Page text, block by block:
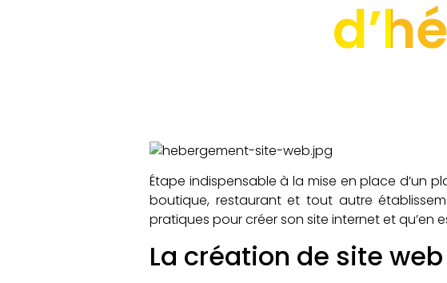
Étape indispensable à la mise en place d’un
boutique, restaurant et tout autre
pratiques pour créer son site internet et qu’en
La création de site web